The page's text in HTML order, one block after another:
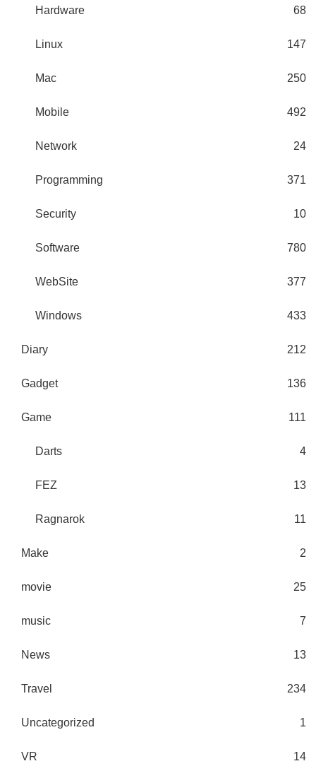
Hardware 68
Linux 147
Mac 250
Mobile 492
Network 24
Programming 371
Security 10
Software 780
WebSite 377
Windows 433
Diary 212
Gadget 136
Game 111
Darts 4
FEZ 13
Ragnarok 11
Make 2
movie 25
music 7
News 13
Travel 234
Uncategorized 1
VR 14